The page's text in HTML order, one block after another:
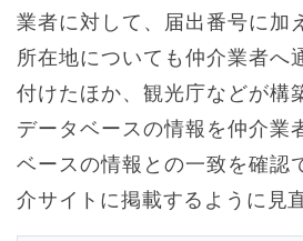
業者に対して、届出番号に加
所在地についても仲介業者へ
付けたほか、観光庁などが構
データベースの情報を仲介業
ベースの情報との一致を確認
介サイトに掲載するように見